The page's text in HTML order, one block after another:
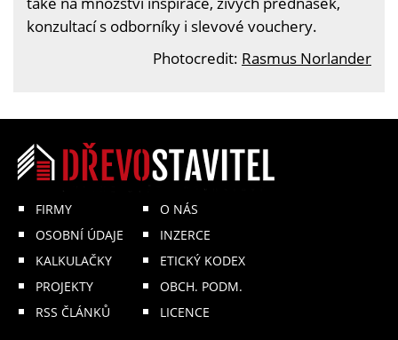
konzultací s odborníky i slevové vouchery.
Photocredit: Rasmus Norlander
FIRMY
OSOBNÍ ÚDAJE
KALKULAČKY
PROJEKTY
RSS ČLÁNKŮ
O NÁS
INZERCE
ETICKÝ KODEX
OBCH. PODM.
LICENCE